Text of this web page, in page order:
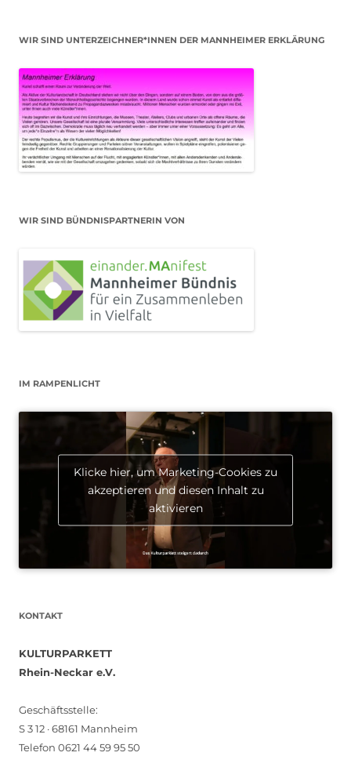
WIR SIND UNTERZEICHNER*INNEN DER MANNHEIMER ERKLÄRUNG
WIR SIND BÜNDNISPARTNERIN VON
IM RAMPENLICHT
Klicke hier, um Marketing-Cookies zu
akzeptieren und diesen Inhalt zu
aktivieren
KONTAKT
KULTURPARKETT
Rhein-Neckar e.V.
Geschäftsstelle:
S 3 12 · 68161 Mannheim
Telefon 0621 44 59 95 50